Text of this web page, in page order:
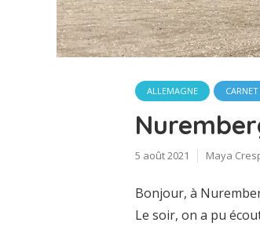
ALLEMAGNE
5 août 2021 Maya
Bonjour, à
Le soir, on a pu